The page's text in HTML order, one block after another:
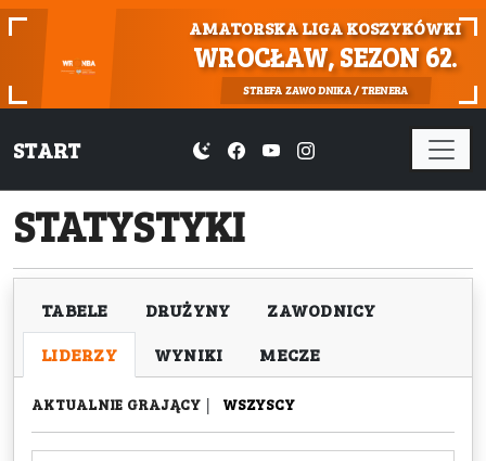
AMATORSKA LIGA KOSZYKÓWKI
WROCŁAW, SEZON 62.
STREFA ZAWODNIKA / TRENERA
START
STATYSTYKI
TABELE DRUŻYNY
ZAWODNICY
LIDERZY
WYNIKI MECZE
AKTUALNIE GRAJĄCY | WSZYSCY